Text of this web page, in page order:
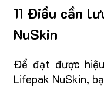
11 Điều cần
NuSkin
Để đạt được
Lifepak NuSkin,